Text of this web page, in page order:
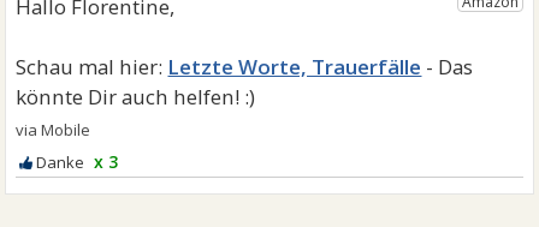
Letzte Worte, Trauerfälle
x 3